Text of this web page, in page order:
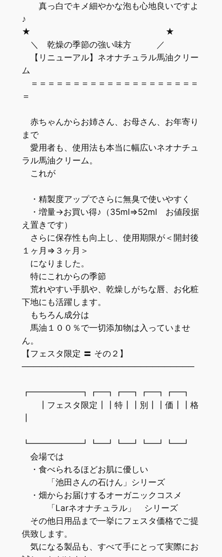
真っ白でキメ細やかな泡も心地良いですよ
♪
★ ★
＼ 乾燥の季節の強い味方 ／
【リニューアル】ネオナチュラル馬油クリー
ム
＝＝＝＝＝＝＝＝＝＝＝＝＝＝＝＝＝＝＝＝
＝
赤ちゃんからお姉さん、お母さん、お年寄り
まで
愛用者も、使用法も本当に幅広いネオナチュ
ラル馬油クリーム。
これが
・精製度アップでさらに無臭で使いやすく
・増量→お買い得♪（35ml⇒52ml お値段据
え置きです）
さらに保存性も向上し、使用期限が＜開封後
１ヶ月⇒３ヶ月＞
になりました。
特にこれからの季節
荒れやすい手肌や、乾燥しがちな唇、お化粧
下地にも活躍します。
もちろん成分は
馬油１００％で一切添加物は入っていませ
ん。
【フェスタ限定 〓 その２】
─────────────────────────────
┏━━━━━━┓┏━┓┏━┓┏━┓┏━┓
┃フェスタ限定┃┃特┃┃別┃┃価┃┃格
┗━━━━━━┛┗━┛┗━┛┗━┛┗━┛
会場では
・食べられるほどお肌に優しい
「池田さんの石けん」シリーズ
・畑からお届けするオーガニックコスメ
「Larネオナチュラル」 シリーズ
その他日用品まで一挙にフェスタ価格でご提
供致します。
気になる製品も、すべて手にとって実際にお